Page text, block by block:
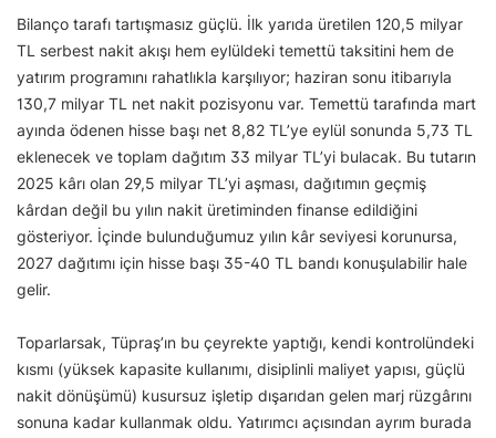
Bilanço tarafı tartışmasız güçlü. İlk yarıda üretilen 120,5 milyar
TL serbest nakit akışı hem eylüldeki temettü taksitini hem de
yatırım programını rahatlıkla karşılıyor; haziran sonu itibarıyla
130,7 milyar TL net nakit pozisyonu var. Temettü tarafında mart
ayında ödenen hisse başı net 8,82 TL’ye eylül sonunda 5,73 TL
eklenecek ve toplam dağıtım 33 milyar TL’yi bulacak. Bu tutarın
2025 kârı olan 29,5 milyar TL’yi aşması, dağıtımın geçmiş
kârdan değil bu yılın nakit üretiminden finanse edildiğini
gösteriyor. İçinde bulunduğumuz yılın kâr seviyesi korunursa,
2027 dağıtımı için hisse başı 35-40 TL bandı konuşulabilir hale
gelir.
Toparlarsak, Tüpraş’ın bu çeyrekte yaptığı, kendi kontrolündeki
kısmı (yüksek kapasite kullanımı, disiplinli maliyet yapısı, güçlü
nakit dönüşümü) kusursuz işletip dışarıdan gelen marj rüzgârını
sonuna kadar kullanmak oldu. Yatırımcı açısından ayrım burada